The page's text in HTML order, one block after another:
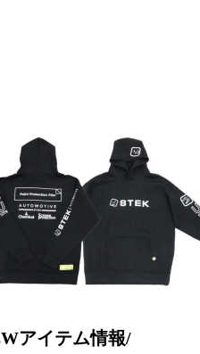
アイテム情報/